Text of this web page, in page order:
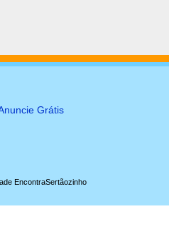
Grátis
EncontraSertãozinho